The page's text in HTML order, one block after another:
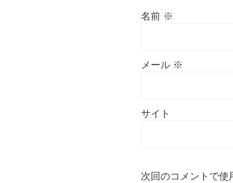
名前 ※
メール ※
サイト
次回のコメントで使